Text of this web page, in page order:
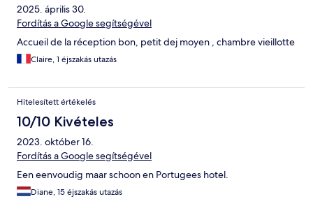
2025. április 30.
Fordítás a Google segítségével
Accueil de la réception bon, petit dej moyen , chambre vieillotte
Claire, 1 éjszakás utazás
Hitelesített értékelés
10/10 Kivételes
2023. október 16.
Fordítás a Google segítségével
Een eenvoudig maar schoon en Portugees hotel.
Diane, 15 éjszakás utazás